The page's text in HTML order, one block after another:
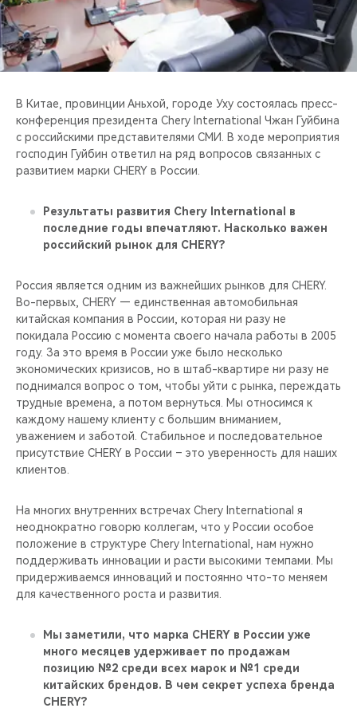
CHERY И СПОРТ
ВИДЕООБЗОРЫ
В Китае, провинции Аньхой, городе Уху состоялась пресс-
конференция президента Chery International Чжан Гуйбина
с российскими представителями СМИ. В ходе мероприятия
господин Гуйбин ответил на ряд вопросов связанных с
развитием марки CHERY в России.
Результаты развития Chery International в
последние годы впечатляют. Насколько важен
российский рынок для CHERY?
Россия является одним из важнейших рынков для CHERY.
Во-первых, CHERY — единственная автомобильная
китайская компания в России, которая ни разу не
покидала Россию с момента своего начала работы в 2005
году. За это время в России уже было несколько
экономических кризисов, но в штаб-квартире ни разу не
поднимался вопрос о том, чтобы уйти с рынка, переждать
трудные времена, а потом вернуться. Мы относимся к
каждому нашему клиенту с большим вниманием,
уважением и заботой. Стабильное и последовательное
присутствие CHERY в России – это уверенность для наших
клиентов.
На многих внутренних встречах Chery International я
неоднократно говорю коллегам, что у России особое
положение в структуре Chery International, нам нужно
поддерживать инновации и расти высокими темпами. Мы
придерживаемся инноваций и постоянно что-то меняем
для качественного роста и развития.
Мы заметили, что марка CHERY в России уже
много месяцев удерживает по продажам
позицию №2 среди всех марок и №1 среди
китайских брендов. В чем секрет успеха бренда
CHERY?